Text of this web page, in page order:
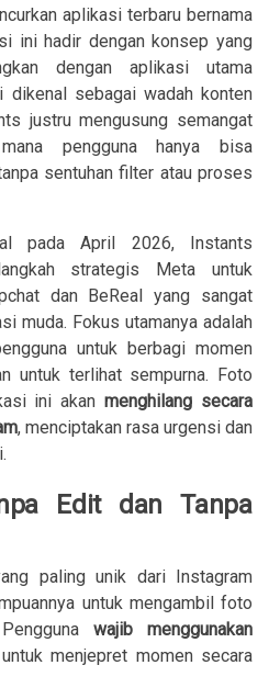
aplikasi terbaru bernama
ini hadir dengan konsep yang
dengan aplikasi utama
dikenal sebagai wadah konten
justru mengusung semangat
pengguna hanya bisa
sentuhan filter atau proses
pada April 2026, Instants
strategis Meta untuk
dan BeReal yang sangat
muda. Fokus utamanya adalah
untuk berbagi momen
untuk terlihat sempurna. Foto
ini akanmenghilang secara
, menciptakan rasa urgensi dan
Edit dan Tanpa
paling unik dari Instagram
untuk mengambil foto
wajib menggunakan
untuk menjepret momen secara